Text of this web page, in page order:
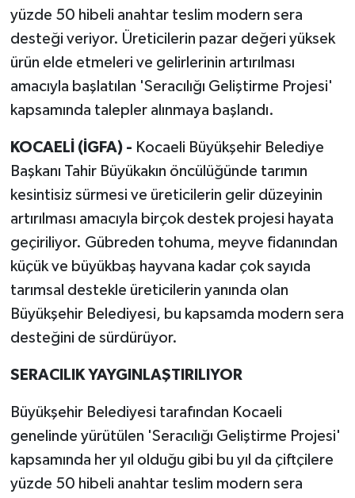
yüzde 50 hibeli anahtar teslim modern sera
desteği veriyor. Üreticilerin pazar değeri yüksek
ürün elde etmeleri ve gelirlerinin artırılması
amacıyla başlatılan 'Seracılığı Geliştirme Projesi'
kapsamında talepler alınmaya başlandı.
KOCAELİ (İGFA) - Kocaeli Büyükşehir Belediye
Başkanı Tahir Büyükakın öncülüğünde tarımın
kesintisiz sürmesi ve üreticilerin gelir düzeyinin
artırılması amacıyla birçok destek projesi hayata
geçiriliyor. Gübreden tohuma, meyve fidanından
küçük ve büyükbaş hayvana kadar çok sayıda
tarımsal destekle üreticilerin yanında olan
Büyükşehir Belediyesi, bu kapsamda modern sera
desteğini de sürdürüyor.
SERACILIK YAYGINLAŞTIRILIYOR
Büyükşehir Belediyesi tarafından Kocaeli
genelinde yürütülen 'Seracılığı Geliştirme Projesi'
kapsamında her yıl olduğu gibi bu yıl da çiftçilere
yüzde 50 hibeli anahtar teslim modern sera